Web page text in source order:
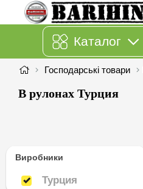
Каталог
Господарські товари
В рулонах Турция
Виробники
Турция
Турция